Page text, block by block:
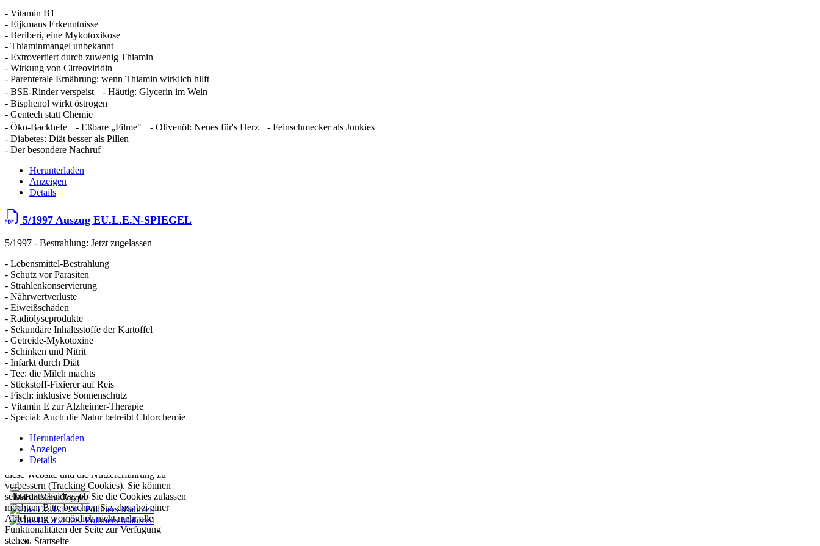
- Vitamin B1
- Eijkmans Erkenntnisse
- Beriberi, eine Mykotoxikose
- Thiaminmangel unbekannt
- Extrovertiert durch zuwenig Thiamin
- Wirkung von Citreoviridin
- Parenterale Ernährung: wenn Thiamin wirklich hilft
- BSE-Rinder verspeist - Häutig: Glycerin im Wein
- Bisphenol wirkt östrogen
- Gentech statt Chemie
- Öko-Backhefe - Eßbare „Filme" - Olivenöl: Neues für's Herz - Feinschmecker als Junkies
- Diabetes: Diät besser als Pillen
- Der besondere Nachruf
Herunterladen
Anzeigen
Details
5/1997 Auszug EU.L.E.N-SPIEGEL
5/1997 - Bestrahlung: Jetzt zugelassen
- Lebensmittel-Bestrahlung
- Schutz vor Parasiten
- Strahlenkonservierung
- Nährwertverluste
- Eiweißschäden
- Radiolyseprodukte
- Sekundäre Inhaltsstoffe der Kartoffel
- Getreide-Mykotoxine
- Schinken und Nitrit
- Infarkt durch Diät
- Tee: die Milch machts
- Stickstoff-Fixierer auf Reis
- Fisch: inklusive Sonnenschutz
- Vitamin E zur Alzheimer-Therapie
- Special: Auch die Natur betreibt Chlorchemie
Herunterladen
Anzeigen
Details